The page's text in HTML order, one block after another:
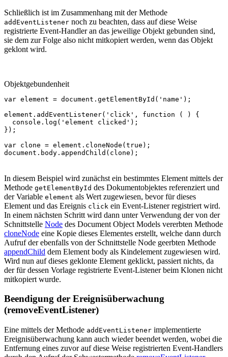
Schließlich ist im Zusammenhang mit der Methode
addEventListener noch zu beachten, dass auf diese Weise
registrierte Event-Handler an das jeweilige Objekt gebunden sind,
sie dem zur Folge also nicht mitkopiert werden, wenn das Objekt
geklont wird.
Objektgebundenheit
var element = document . getElementById ( 'name' );
element . addEventListener( 'click' , function ( )
{
console . log ( 'element clicked' );
});
var clone = element . cloneNode ( true );
document . body . appendChild ( clone );
In diesem Beispiel wird zunächst ein bestimmtes Element mittels der
Methode getElementById des Dokumentobjektes referenziert und
der Variable element als Wert zugewiesen, bevor für dieses
Element und das Ereignis click ein Event-Listener registriert wird.
In einem nächsten Schritt wird dann unter Verwendung der von der
Schnittstelle Node des Document Object Models vererbten Methode
cloneNode eine Kopie dieses Elementes erstellt, welche dann durch
Aufruf der ebenfalls von der Schnittstelle Node geerbten Methode
appendChild dem Element body als Kindelement zugewiesen wird.
Wird nun auf dieses geklonte Element geklickt, passiert nichts, da
der für dessen Vorlage registrierte Event-Listener beim Klonen nicht
mitkopiert wurde.
Beendigung der Ereignisüberwachung
(removeEventListener)
Eine mittels der Methode addEventListener implementierte
Ereignisüberwachung kann auch wieder beendet werden, wobei die
Entfernung eines zuvor auf diese Weise registrierten Event-Handlers